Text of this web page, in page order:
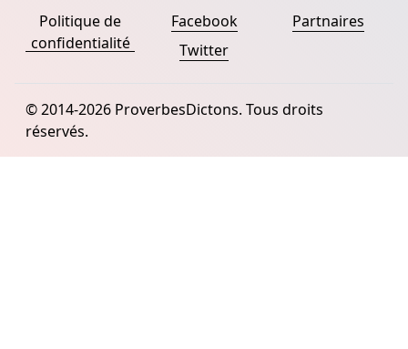
Politique de
confidentialité
Facebook
Twitter
Partnaires
© 2014-2026 ProverbesDictons. Tous droits
réservés.